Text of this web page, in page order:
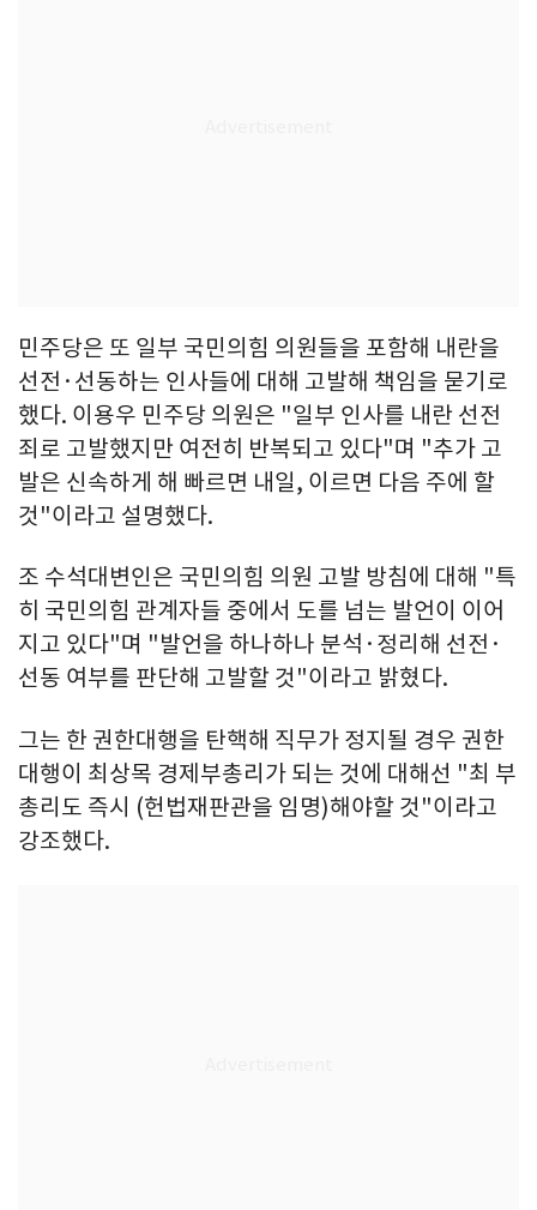
민주당은 또 일부 국민의힘 의원들을 포함해 내란을
선전·선동하는 인사들에 대해 고발해 책임을 묻기로
했다. 이용우 민주당 의원은 "일부 인사를 내란 선전
죄로 고발했지만 여전히 반복되고 있다"며 "추가 고
발은 신속하게 해 빠르면 내일, 이르면 다음 주에 할
것"이라고 설명했다.
조 수석대변인은 국민의힘 의원 고발 방침에 대해 "특
히 국민의힘 관계자들 중에서 도를 넘는 발언이 이어
지고 있다"며 "발언을 하나하나 분석·정리해 선전·
선동 여부를 판단해 고발할 것"이라고 밝혔다.
그는 한 권한대행을 탄핵해 직무가 정지될 경우 권한
대행이 최상목 경제부총리가 되는 것에 대해선 "최 부
총리도 즉시 (헌법재판관을 임명)해야할 것"이라고
강조했다.